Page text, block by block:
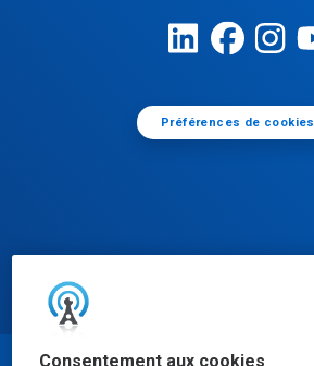
Consentement aux cookies
Préférences de cookies